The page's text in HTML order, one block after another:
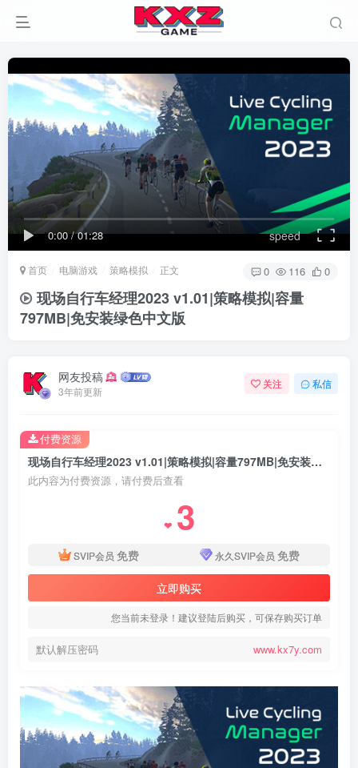
0:00/01:28 speed
首页 电脑游戏 策略模拟 正文 0 116 0
现场自行车经理2023 v1.01|策略模拟|容量
797MB|免安装绿色中文版
网友投稿
3年前更新
关注 私信
现场自行车经理2023 v1.01|策略模拟|容量797MB|免安装绿色中文版
此内容为付费资源，请付费后查看
❤ 3
SVIP会员 免费 永久SVIP会员 免费
立即购买
您当前未登录！建议登陆后购买，可保存购买订单
默认解压密码 www.kx7y.com
付费资源